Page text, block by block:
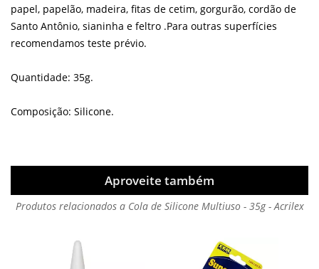
papel, papelão, madeira, fitas de cetim, gorgurão, cordão de
Santo Antônio, sianinha e feltro .Para outras superfícies
recomendamos teste prévio.
Quantidade: 35g.
Composição: Silicone.
Aproveite também
Produtos relacionados a Cola de Silicone Multiuso - 35g - Acrilex